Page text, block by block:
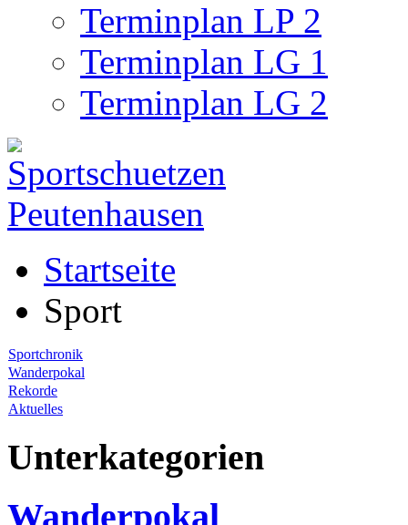
Terminplan LP 2
Terminplan LG 1
Terminplan LG 2
Startseite
Sport
Sportchronik
Wanderpokal
Rekorde
Aktuelles
Unterkategorien
Wanderpokal